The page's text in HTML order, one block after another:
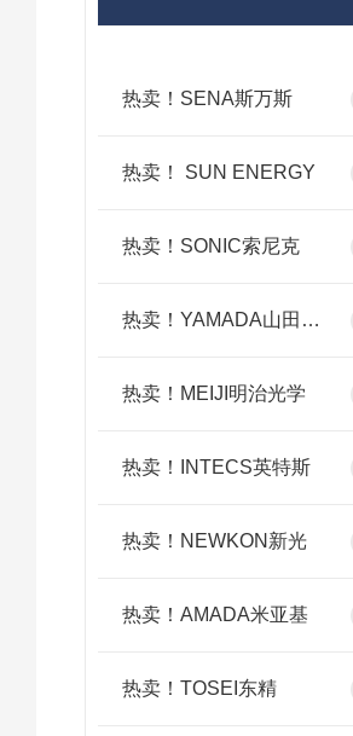
热卖！SENA斯万斯
热卖！ SUN ENERGY
热卖！SONIC索尼克
热卖！YAMADA山田光学
热卖！MEIJI明治光学
热卖！INTECS英特斯
热卖！NEWKON新光
热卖！AMADA米亚基
热卖！TOSEI东精